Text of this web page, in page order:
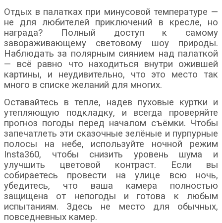
Отдых в палатках при минусовой температуре —
не для любителей приключений в кресле, но
награда? Полный доступ к самому
завораживающему световому шоу природы.
Наблюдать за полярным сиянием над палаткой
— всё равно что находиться внутри ожившей
картины, и неудивительно, что это место так
много в списке желаний для многих.
Оставайтесь в тепле, надев пуховые куртки и
утепляющую подкладку, и всегда проверяйте
прогноз погоды перед началом съёмки. Чтобы
запечатлеть эти сказочные зелёные и пурпурные
полосы на небе, используйте ночной режим
Insta360, чтобы снизить уровень шума и
улучшить цветовой контраст. Если вы
собираетесь провести на улице всю ночь,
убедитесь, что ваша камера полностью
защищена от непогоды и готова к любым
испытаниям. Здесь не место для обычных,
повседневных камер.